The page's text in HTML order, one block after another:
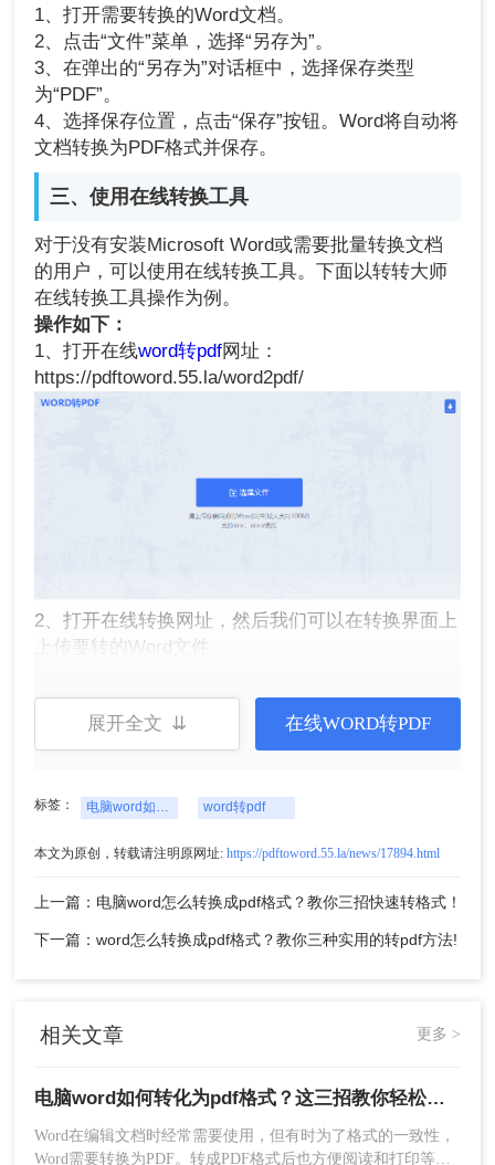
1、打开需要转换的Word文档。
2、点击“文件”菜单，选择“另存为”。
3、在弹出的“另存为”对话框中，选择保存类型
为“PDF”。
4、选择保存位置，点击“保存”按钮。Word将自动将
文档转换为PDF格式并保存。
三、使用在线转换工具
对于没有安装Microsoft Word或需要批量转换文档
的用户，可以使用在线转换工具。下面以转转大师
在线转换工具操作为例。
操作如下：
1、打开在线word转pdf网址：
https://pdftoword.55.la/word2pdf/
2、打开在线转换网址，然后我们可以在转换界面上
上传要转的Word文件。
3、文件上传后可以选择转换的页码，是每一页还是
展开全文 ⇊ 在线WORD转PDF
标签： 电脑word如何转化为pdf格式 word转pdf
本文为原创，转载请注明原网址: https://pdftoword.55.la/news/17894.html
上一篇：电脑word怎么转换成pdf格式？教你三招快速转格式！
下一篇：word怎么转换成pdf格式？教你三种实用的转pdf方法!
相关文章 更多 >
电脑word如何转化为pdf格式？这三招教你轻松转换！
Word在编辑文档时经常需要使用，但有时为了格式的一致性，
Word需要转换为PDF。转成PDF格式后也方便阅读和打印等操